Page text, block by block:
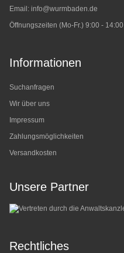
Email: info@wurmbaden.de
Öffnungszeiten (Mo-Fr.) 9:00 - 14:00
Informationen
Suchanfragen
Wir über uns
Impressum
Zahlungsmöglichkeiten
Versandkosten
Unsere Partner
Rechtliches